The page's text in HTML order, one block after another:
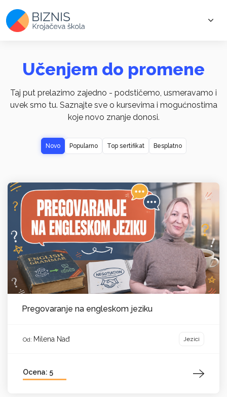
Učenjem do promene
Taj put prelazimo zajedno - podstičemo, usmeravamo i
uvek smo tu. Saznajte sve o kursevima i mogućnostima
koje novo znanje donosi.
Novo Popularno Top sertifikat Besplatno
Pregovaranje na engleskom jeziku
Od: Milena Nađ Jezici
Ocena: 5